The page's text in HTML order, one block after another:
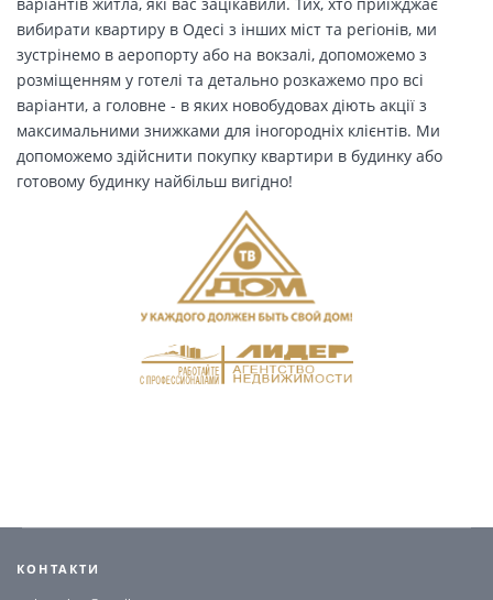
вибирати квартиру в Одесі з інших міст та регіонів, ми
зустрінемо в аеропорту або на вокзалі, допоможемо з
розміщенням у готелі та детально розкажемо про всі
варіанти, а головне - в яких новобудовах діють акції з
максимальними знижками для іногородніх клієнтів. Ми
допоможемо здійснити покупку квартири в будинку або
готовому будинку найбільш вигідно!
КОНТАКТИ